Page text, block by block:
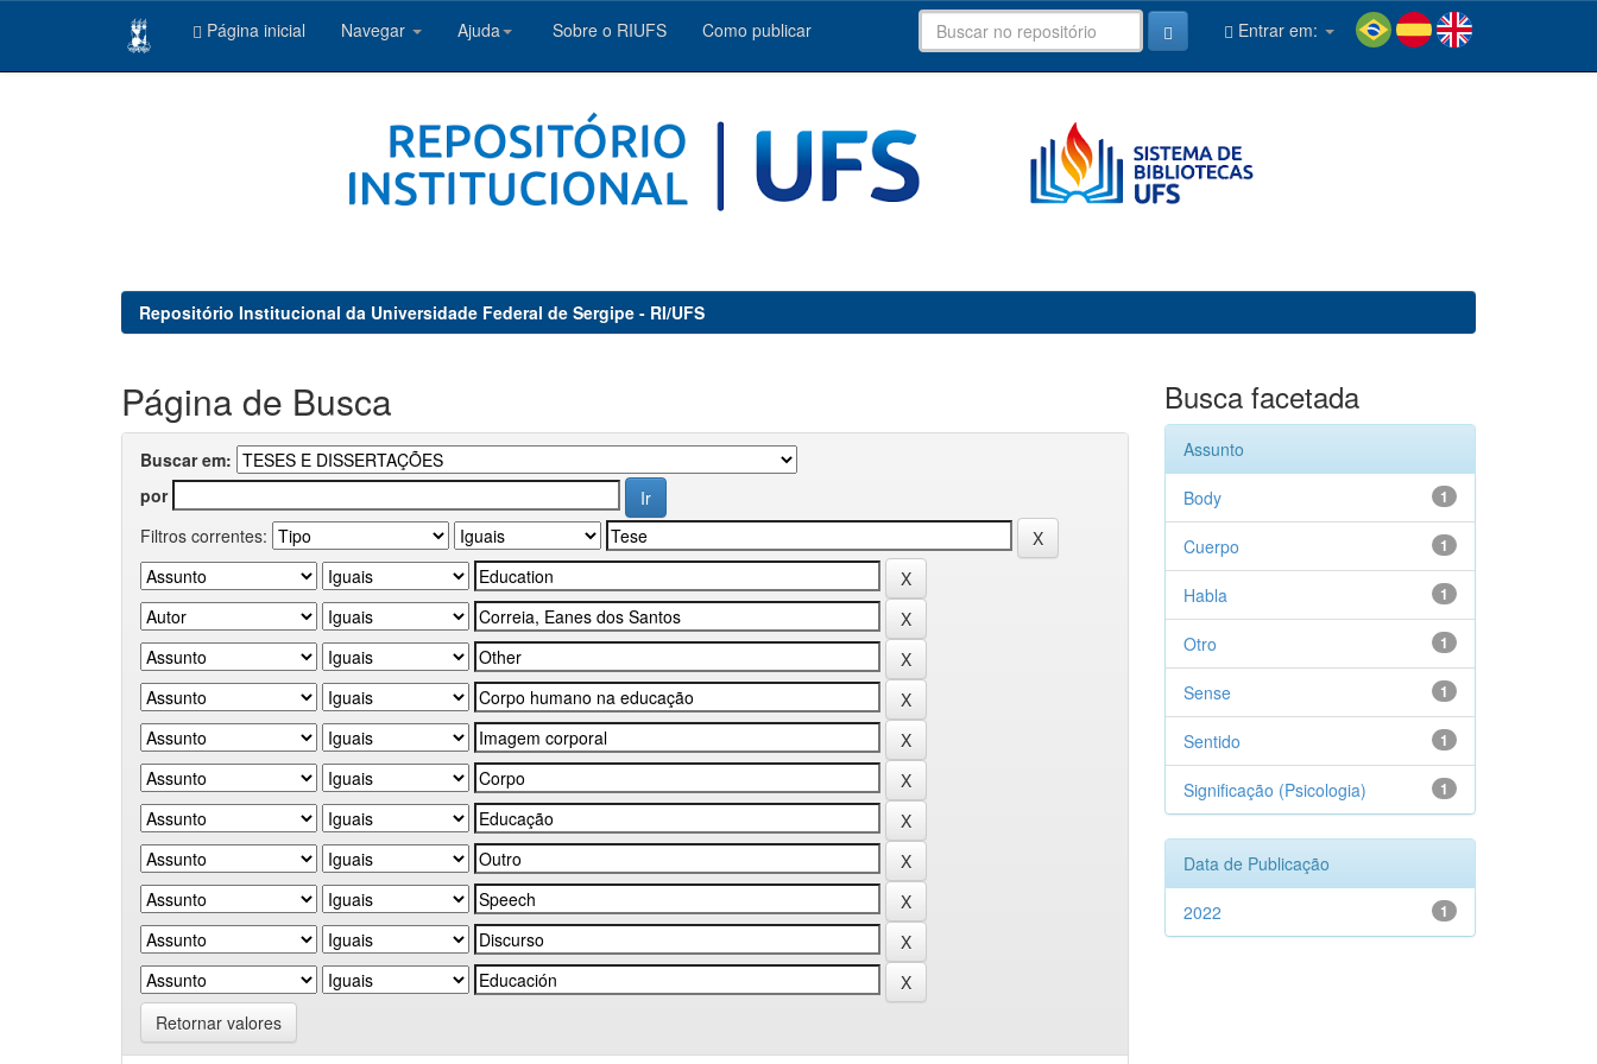
Página inicial Navegar Ajuda Sobre o RIUFS Como publicar Entrar em:
Repositório Institucional da Universidade Federal de Sergipe - RI/UFS
Página de Busca
Buscar em:
por
Filtros correntes:
Retornar valores
Busca facetada
Assunto
1
Body
1
Cuerpo
1
Habla
1
Otro
1
Sense
1
Sentido
1
Significação (Psicologia)
Data de Publicação
1
2022